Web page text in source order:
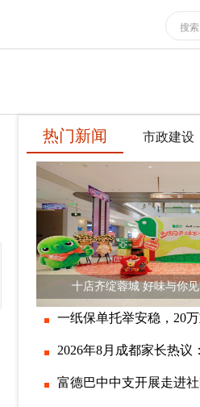
热门新闻 市政建设
十店齐绽蓉城 好味与你
一纸保单托举安稳，20
2026年8月成都家长热议
富德巴中中支开展走进